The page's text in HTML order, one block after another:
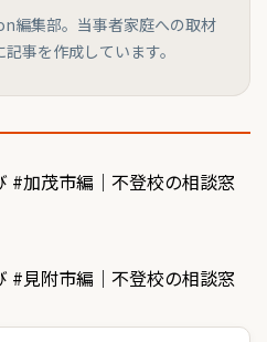
編集部。当事者家庭への取材
事を作成しています。
#加茂市編｜不登校の相談窓
#見附市編｜不登校の相談窓